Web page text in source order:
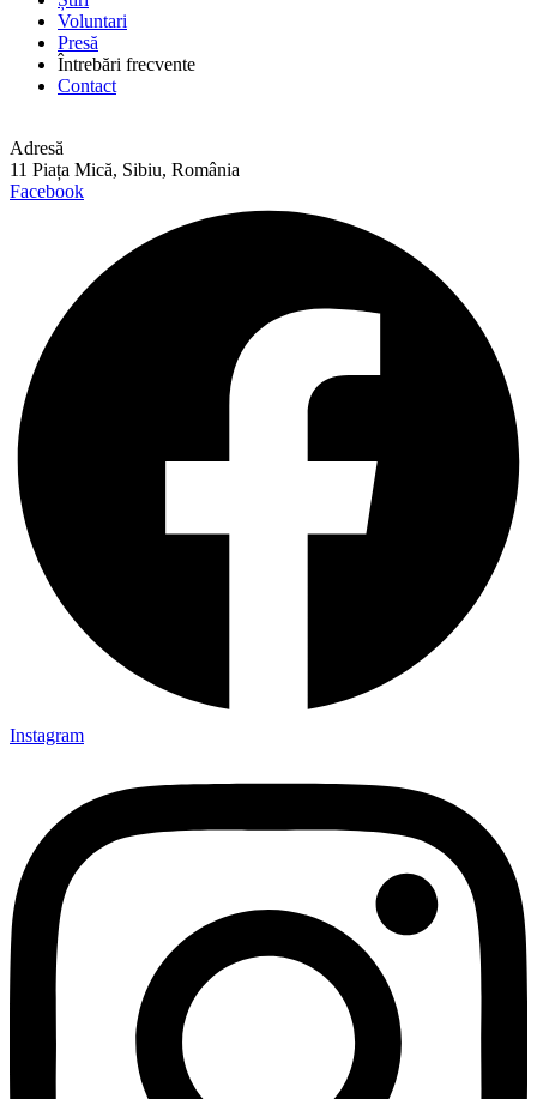
Voluntari
Presă
Întrebări frecvente
Contact
Adresă
11 Piața Mică, Sibiu, România
Facebook
Instagram